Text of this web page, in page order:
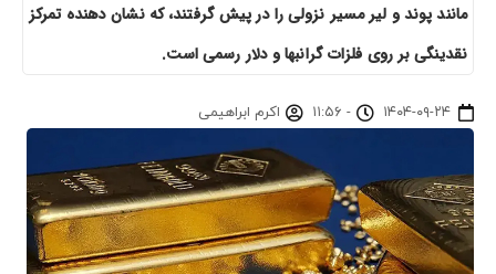
مانند پوند و لیر مسیر نزولی را در پیش گرفتند، که نشان دهنده تمرکز
نقدینگی بر روی فلزات گرانبها و دلار رسمی است.
۱۴۰۴-۰۹-۲۴ - ۱۱:۵۶ اکرم ابراهیمی